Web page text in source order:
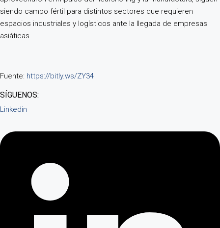
siendo campo fértil para distintos sectores que requieren
espacios industriales y logísticos ante la llegada de empresas
asiáticas.
Fuente: https://bitly.ws/ZY34
SÍGUENOS:
Linkedin